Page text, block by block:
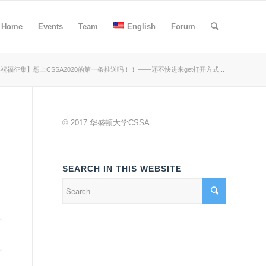
Home Events Team English Forum
福征集】想上CSSA2020的第一条推送吗！！ ——还不快进来get打开方式...
© 2017 华盛顿大学CSSA
SEARCH IN THIS WEBSITE